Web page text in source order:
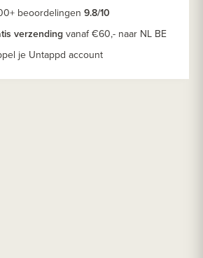
beoordelingen 9.8/10
verzending vanaf €60,- naar NL BE
je Untappd account